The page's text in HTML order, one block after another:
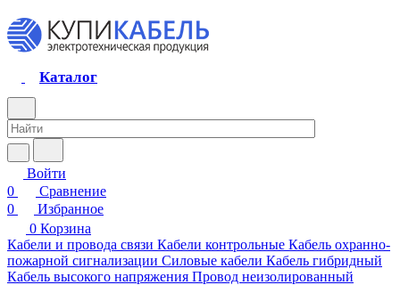
Каталог
Войти
0
Сравнение
0
Избранное
0 Корзина
Кабели и провода связи Кабели контрольные Кабель охранно-
пожарной сигнализации Силовые кабели Кабель гибридный
Кабель высокого напряжения Провод неизолированный